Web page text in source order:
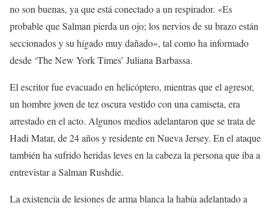
no son buenas, ya que está conectado a un respirador. «Es
probable que Salman pierda un ojo; los nervios de su brazo están
seccionados y su hígado muy dañado», tal como ha informado
desde ‘The New York Times’ Juliana Barbassa.
El escritor fue evacuado en helicóptero, mientras que el agresor,
un hombre joven de tez oscura vestido con una camiseta, era
arrestado en el acto. Algunos medios adelantaron que se trata de
Hadi Matar, de 24 años y residente en Nueva Jersey. En el ataque
también ha sufrido heridas leves en la cabeza la persona que iba a
entrevistar a Salman Rushdie.
La existencia de lesiones de arma blanca la había adelantado a